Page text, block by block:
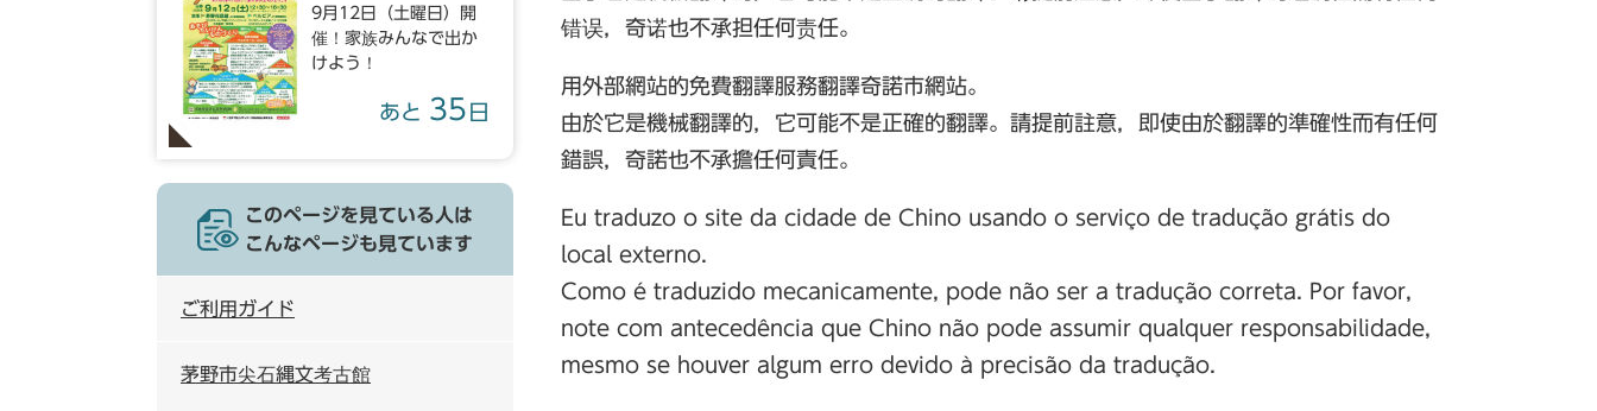
错误，奇诺也不承担任何责任。
用外部網站的免費翻譯服務翻譯奇諾市網站。
由於它是機械翻譯的，它可能不是正確的翻譯。請提前註意，即使由於翻譯的準確性而有任何
錯誤，奇諾也不承擔任何責任。
Eu traduzo o site da cidade de Chino usando o serviço de tradução grátis do
local externo.
Como é traduzido mecanicamente, pode não ser a tradução correta. Por favor,
note com antecedência que Chino não pode assumir qualquer responsabilidade,
mesmo se houver algum erro devido à precisão da tradução.
9月12日（土曜日）開
催！家族みんなで出か
けよう！
あと 35 日
このページを見ている人は
こんなページも見ています
ご利用ガイド
茅野市尖石縄文考古館